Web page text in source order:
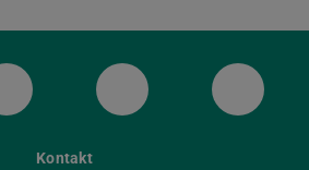
ULB FacebookULB InstagramULB
Kontakt